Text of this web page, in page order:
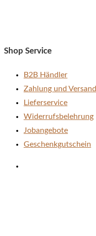
Shop Service
B2B Händler
Zahlung und Versand
Lieferservice
Widerrufsbelehrung
Jobangebote
Geschenkgutschein